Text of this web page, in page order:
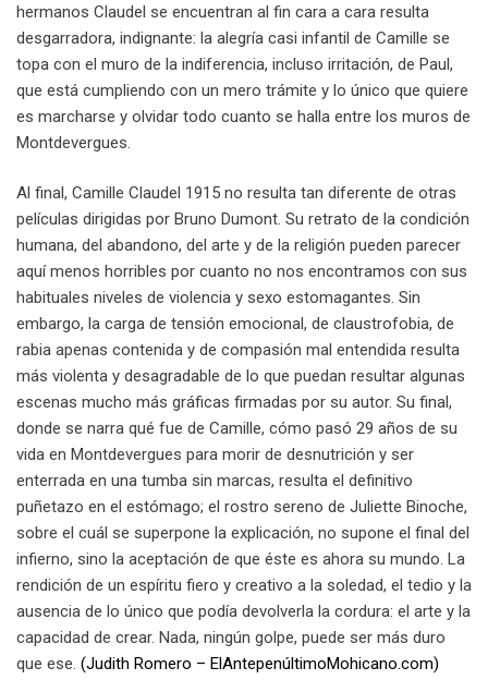
hermanos Claudel se encuentran al fin cara a cara resulta
desgarradora, indignante: la alegría casi infantil de Camille se
topa con el muro de la indiferencia, incluso irritación, de Paul,
que está cumpliendo con un mero trámite y lo único que quiere
es marcharse y olvidar todo cuanto se halla entre los muros de
Montdevergues.
Al final, Camille Claudel 1915 no resulta tan diferente de otras
películas dirigidas por Bruno Dumont. Su retrato de la condición
humana, del abandono, del arte y de la religión pueden parecer
aquí menos horribles por cuanto no nos encontramos con sus
habituales niveles de violencia y sexo estomagantes. Sin
embargo, la carga de tensión emocional, de claustrofobia, de
rabia apenas contenida y de compasión mal entendida resulta
más violenta y desagradable de lo que puedan resultar algunas
escenas mucho más gráficas firmadas por su autor. Su final,
donde se narra qué fue de Camille, cómo pasó 29 años de su
vida en Montdevergues para morir de desnutrición y ser
enterrada en una tumba sin marcas, resulta el definitivo
puñetazo en el estómago; el rostro sereno de Juliette Binoche,
sobre el cuál se superpone la explicación, no supone el final del
infierno, sino la aceptación de que éste es ahora su mundo. La
rendición de un espíritu fiero y creativo a la soledad, el tedio y la
ausencia de lo único que podía devolverla la cordura: el arte y la
capacidad de crear. Nada, ningún golpe, puede ser más duro
que ese. (Judith Romero – ElAntepenúltimoMohicano.com)